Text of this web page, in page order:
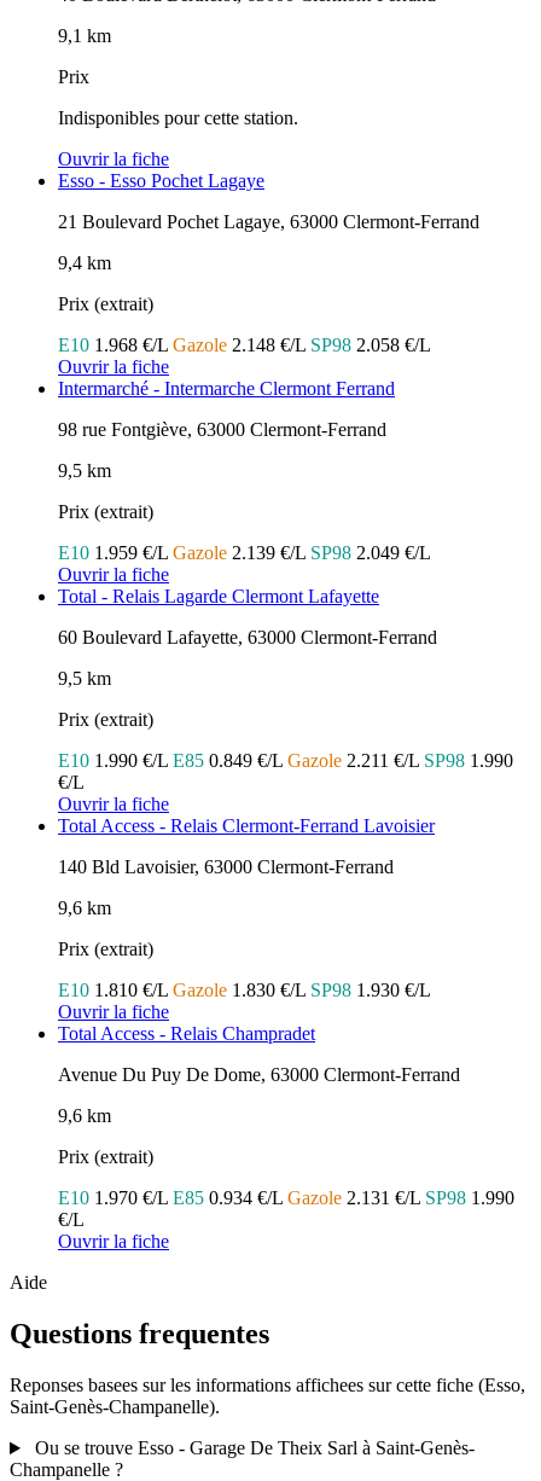
9,1 km
Prix
Indisponibles pour cette station.
Ouvrir la fiche
Esso - Esso Pochet Lagaye
21 Boulevard Pochet Lagaye, 63000 Clermont-Ferrand
9,4 km
Prix (extrait)
E10 1.968 €/L Gazole 2.148 €/L SP98 2.058 €/L
Ouvrir la fiche
Intermarché - Intermarche Clermont Ferrand
98 rue Fontgiève, 63000 Clermont-Ferrand
9,5 km
Prix (extrait)
E10 1.959 €/L Gazole 2.139 €/L SP98 2.049 €/L
Ouvrir la fiche
Total - Relais Lagarde Clermont Lafayette
60 Boulevard Lafayette, 63000 Clermont-Ferrand
9,5 km
Prix (extrait)
E10 1.990 €/L E85 0.849 €/L Gazole 2.211 €/L SP98 1.990
€/L
Ouvrir la fiche
Total Access - Relais Clermont-Ferrand Lavoisier
140 Bld Lavoisier, 63000 Clermont-Ferrand
9,6 km
Prix (extrait)
E10 1.810 €/L Gazole 1.830 €/L SP98 1.930 €/L
Ouvrir la fiche
Total Access - Relais Champradet
Avenue Du Puy De Dome, 63000 Clermont-Ferrand
9,6 km
Prix (extrait)
E10 1.970 €/L E85 0.934 €/L Gazole 2.131 €/L SP98 1.990
€/L
Ouvrir la fiche
Aide
Questions frequentes
Reponses basees sur les informations affichees sur cette fiche (Esso,
Saint-Genès-Champanelle).
Ou se trouve Esso - Garage De Theix Sarl à Saint-Genès-
Champanelle ?